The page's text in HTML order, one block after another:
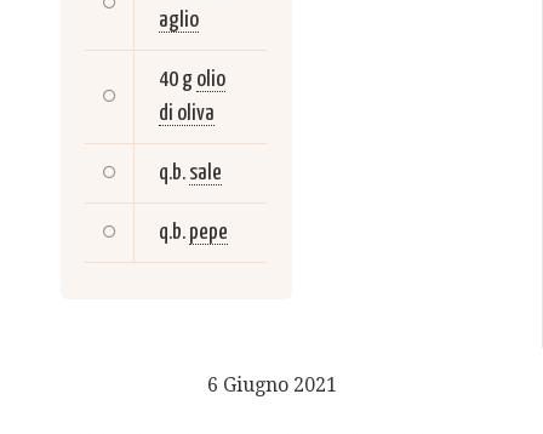
aglio
40 g olio
di oliva
q.b. sale
q.b. pepe
6 Giugno 2021